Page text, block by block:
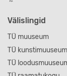
Välislingid
TÜ muuseum
TÜ kunstimuuseum
TÜ